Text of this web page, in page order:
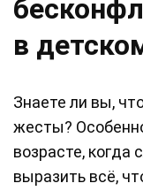
в
Знаете ли вы,
жесты?
возрасте, когда
выразить всё,